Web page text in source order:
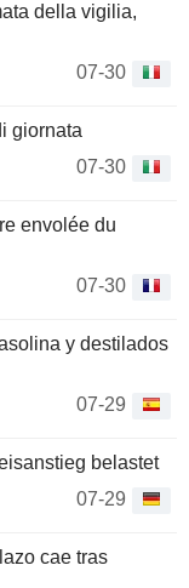
della vigilia,
07-30
giornata
07-30
envolée du
07-30
y destilados
07-29
belastet
07-29
cae tras